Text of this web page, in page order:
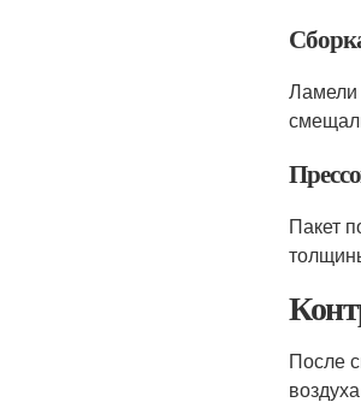
Ламели
Пакет
После